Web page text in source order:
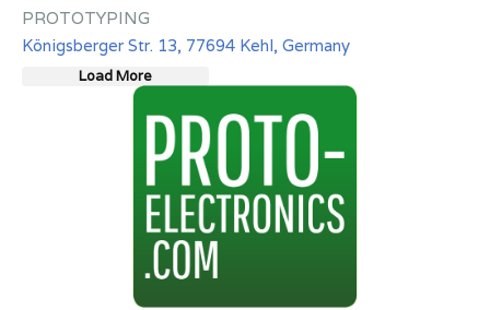
PROTOTYPING
Königsberger Str. 13, 77694 Kehl, Germany
Load More